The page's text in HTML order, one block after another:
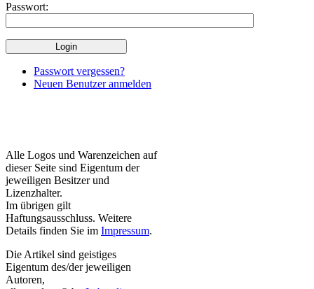
Passwort:
Passwort vergessen?
Neuen Benutzer anmelden
Alle Logos und Warenzeichen auf
dieser Seite sind Eigentum der
jeweiligen Besitzer und
Lizenzhalter.
Im übrigen gilt
Haftungsausschluss. Weitere
Details finden Sie im Impressum.
Die Artikel sind geistiges
Eigentum des/der jeweiligen
Autoren,